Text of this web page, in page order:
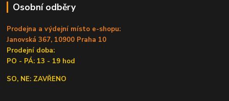
Osobní odběry
Prodejna a výdejní místo e-shopu:
Janovská 367, 10900 Praha 10
Prodejní doba:
PO - PÁ: 13 - 19 hod
SO, NE: ZAVŘENO